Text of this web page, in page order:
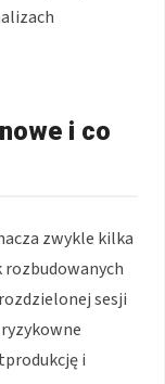
i co
zwykle kilka
rozbudowanych
sesji
i